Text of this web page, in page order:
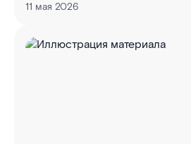
11 мая 2026